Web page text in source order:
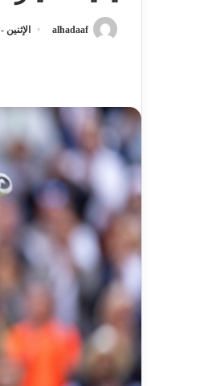
alhadaaf الإثنين - 17 نوفمبر - 2025 / 1:33 صباحًا